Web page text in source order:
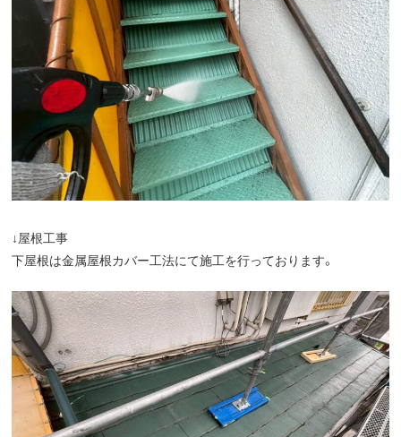
↓屋根工事
下屋根は金属屋根カバー工法にて施工を行っております。